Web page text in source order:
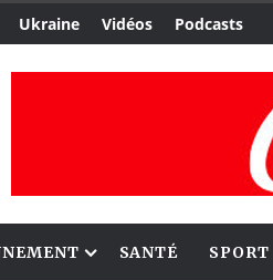
Ukraine Vidéos Podcasts
SANTÉ SPORT